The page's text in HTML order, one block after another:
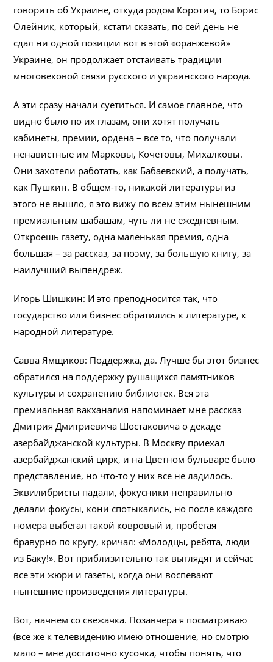
говорить об Украине, откуда родом Коротич, то Борис
Олейник, который, кстати сказать, по сей день не
сдал ни одной позиции вот в этой «оранжевой»
Украине, он продолжает отстаивать традиции
многовековой связи русского и украинского народа.
А эти сразу начали суетиться. И самое главное, что
видно было по их глазам, они хотят получать
кабинеты, премии, ордена – все то, что получали
ненавистные им Марковы, Кочетовы, Михалковы.
Они захотели работать, как Бабаевский, а получать,
как Пушкин. В общем-то, никакой литературы из
этого не вышло, я это вижу по всем этим нынешним
премиальным шабашам, чуть ли не ежедневным.
Откроешь газету, одна маленькая премия, одна
большая – за рассказ, за поэму, за большую книгу, за
наилучший выпендреж.
Игорь Шишкин: И это преподносится так, что
государство или бизнес обратились к литературе, к
народной литературе.
Савва Ямщиков: Поддержка, да. Лучше бы этот бизнес
обратился на поддержку рушащихся памятников
культуры и сохранению библиотек. Вся эта
премиальная вакханалия напоминает мне рассказ
Дмитрия Дмитриевича Шостаковича о декаде
азербайджанской культуры. В Москву приехал
азербайджанский цирк, и на Цветном бульваре было
представление, но что-то у них все не ладилось.
Эквилибристы падали, фокусники неправильно
делали фокусы, кони спотыкались, но после каждого
номера выбегал такой ковровый и, пробегая
бравурно по кругу, кричал: «Молодцы, ребята, люди
из Баку!». Вот приблизительно так выглядят и сейчас
все эти жюри и газеты, когда они воспевают
нынешние произведения литературы.
Вот, начнем со свежачка. Позавчера я посматриваю
(все же к телевидению имею отношение, но смотрю
мало – мне достаточно кусочка, чтобы понять, что